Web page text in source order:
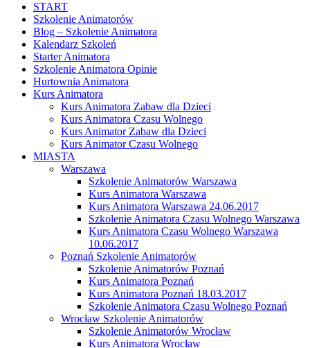
START
Szkolenie Animatorów
Blog – Szkolenie Animatora
Kalendarz Szkoleń
Starter Animatora
Szkolenie Animatora Opinie
Hurtownia Animatora
Kurs Animatora
Kurs Animatora Zabaw dla Dzieci
Kurs Animatora Czasu Wolnego
Kurs Animator Zabaw dla Dzieci
Kurs Animator Czasu Wolnego
MIASTA
Warszawa
Szkolenie Animatorów Warszawa
Kurs Animatora Warszawa
Kurs Animatora Warszawa 24.06.2017
Szkolenie Animatora Czasu Wolnego Warszawa
Kurs Animatora Czasu Wolnego Warszawa
10.06.2017
Poznań Szkolenie Animatorów
Szkolenie Animatorów Poznań
Kurs Animatora Poznań
Kurs Animatora Poznań 18.03.2017
Szkolenie Animatora Czasu Wolnego Poznań
Wrocław Szkolenie Animatorów
Szkolenie Animatorów Wrocław
Kurs Animatora Wrocław